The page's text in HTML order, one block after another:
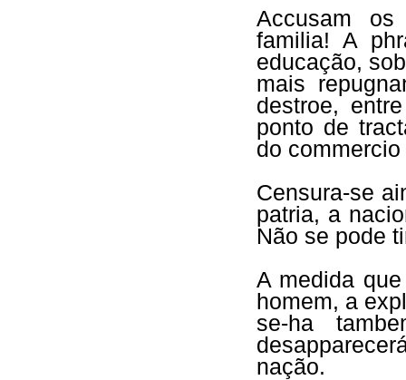
Accusam
familia! A
educação,
mais
destroe,
ponto de
do
Censura-se
patria, a
Não se pode
A medida
homem, a
se-ha
nação.